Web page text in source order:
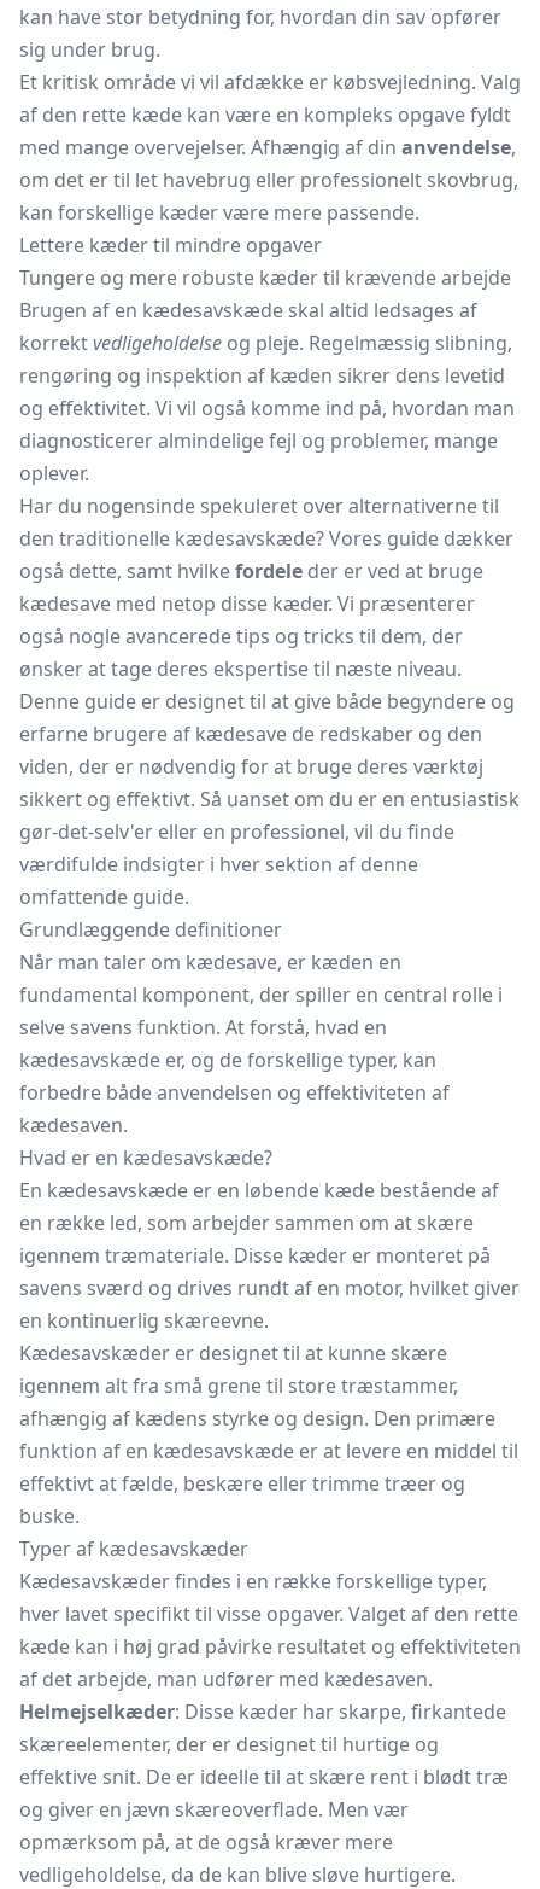
kan have stor betydning for, hvordan din sav opfører
sig under brug.
Et kritisk område vi vil afdække er købsvejledning. Valg
af den rette kæde kan være en kompleks opgave fyldt
med mange overvejelser. Afhængig af din anvendelse,
om det er til let havebrug eller professionelt skovbrug,
kan forskellige kæder være mere passende.
Lettere kæder til mindre opgaver
Tungere og mere robuste kæder til krævende arbejde
Brugen af en kædesavskæde skal altid ledsages af
korrektvedligeholdelse og pleje. Regelmæssig slibning,
rengøring og inspektion af kæden sikrer dens levetid
og effektivitet. Vi vil også komme ind på, hvordan man
diagnosticerer almindelige fejl og problemer, mange
oplever.
Har du nogensinde spekuleret over alternativerne til
den traditionelle kædesavskæde? Vores guide dækker
også dette, samt hvilkefordele der er ved at bruge
kædesave med netop disse kæder. Vi præsenterer
også nogle avancerede tips og tricks til dem, der
ønsker at tage deres ekspertise til næste niveau.
Denne guide er designet til at give både begyndere og
erfarne brugere af kædesave de redskaber og den
viden, der er nødvendig for at bruge deres værktøj
sikkert og effektivt. Så uanset om du er en entusiastisk
gør-det-selv'er eller en professionel, vil du finde
værdifulde indsigter i hver sektion af denne
omfattende guide.
Grundlæggende definitioner
Når man taler om kædesave, er kæden en
fundamental komponent, der spiller en central rolle i
selve savens funktion. At forstå, hvad en
kædesavskæde er, og de forskellige typer, kan
forbedre både anvendelsen og effektiviteten af
kædesaven.
Hvad er en kædesavskæde?
En kædesavskæde er en løbende kæde bestående af
en række led, som arbejder sammen om at skære
igennem træmateriale. Disse kæder er monteret på
savens sværd og drives rundt af en motor, hvilket giver
en kontinuerlig skæreevne.
Kædesavskæder er designet til at kunne skære
igennem alt fra små grene til store træstammer,
afhængig af kædens styrke og design. Den primære
funktion af en kædesavskæde er at levere en middel til
effektivt at fælde, beskære eller trimme træer og
buske.
Typer af kædesavskæder
Kædesavskæder findes i en række forskellige typer,
hver lavet specifikt til visse opgaver. Valget af den rette
kæde kan i høj grad påvirke resultatet og effektiviteten
af det arbejde, man udfører med kædesaven.
Helmejselkæder: Disse kæder har skarpe, firkantede
skæreelementer, der er designet til hurtige og
effektive snit. De er ideelle til at skære rent i blødt træ
og giver en jævn skæreoverflade. Men vær
opmærksom på, at de også kræver mere
vedligeholdelse, da de kan blive sløve hurtigere.